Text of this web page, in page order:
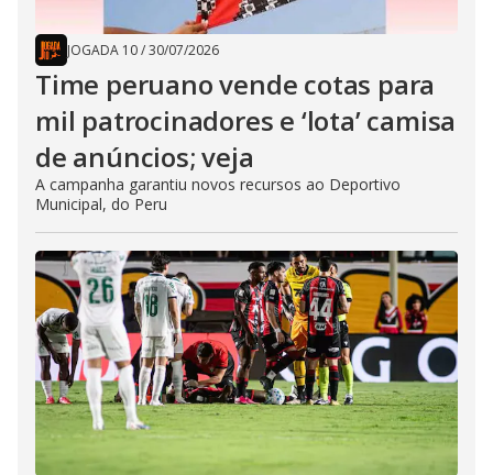
JOGADA 10/30/07/2026
Time peruano vende cotas para
mil patrocinadores e ‘lota’ camisa
de anúncios; veja
A campanha garantiu novos recursos ao Deportivo
Municipal, do Peru